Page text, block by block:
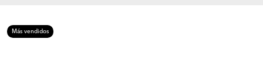
Más vendidos